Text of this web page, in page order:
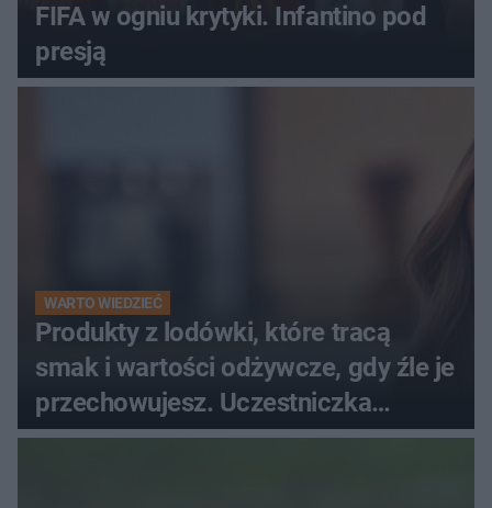
FIFA w ogniu krytyki. Infantino pod
presją
WARTO WIEDZIEĆ
Produkty z lodówki, które tracą
smak i wartości odżywcze, gdy źle je
przechowujesz. Uczestniczka
"MasterChefa"